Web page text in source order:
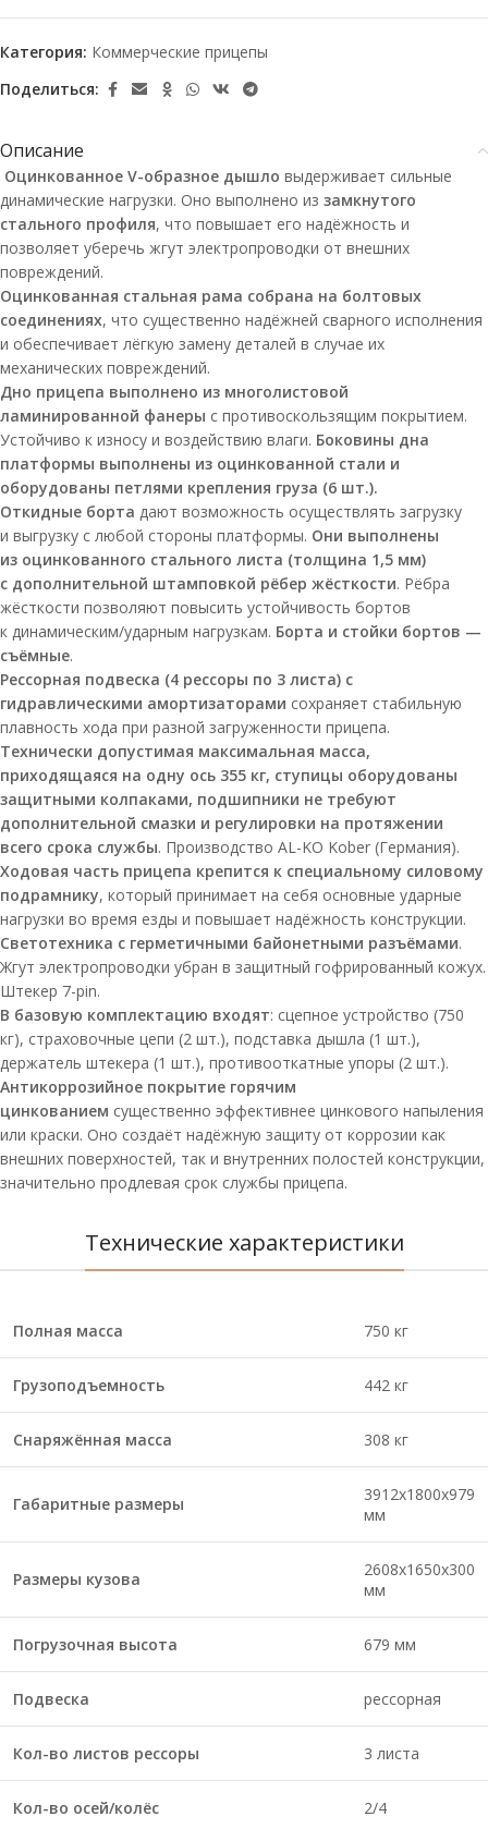
Категория: Коммерческие прицепы
Поделиться:
Описание
Оцинкованное V-образное дышло выдерживает сильные
динамические нагрузки. Оно выполнено из замкнутого
стального профиля, что повышает его надёжность и
позволяет уберечь жгут электропроводки от внешних
повреждений.
Оцинкованная стальная рама собрана на болтовых
соединениях, что существенно надёжней сварного исполнения
и обеспечивает лёгкую замену деталей в случае их
механических повреждений.
Дно прицепа выполнено из многолистовой
ламинированной фанеры с противоскользящим покрытием.
Устойчиво к износу и воздействию влаги. Боковины дна
платформы выполнены из оцинкованной стали и
оборудованы петлями крепления груза (6 шт.).
Откидные борта дают возможность осуществлять загрузку
и выгрузку с любой стороны платформы. Они выполнены
из оцинкованного стального листа (толщина 1,5 мм)
с дополнительной штамповкой рёбер жёсткости. Рёбра
жёсткости позволяют повысить устойчивость бортов
к динамическим/ударным нагрузкам. Борта и стойки бортов —
съёмные.
Рессорная подвеска (4 рессоры по 3 листа) с
гидравлическими амортизаторами сохраняет стабильную
плавность хода при разной загруженности прицепа.
Технически допустимая максимальная масса,
приходящаяся на одну ось 355 кг, ступицы оборудованы
защитными колпаками, подшипники не требуют
дополнительной смазки и регулировки на протяжении
всего срока службы. Производство AL-KO Kober (Германия).
Ходовая часть прицепа крепится к специальному силовому
подрамнику, который принимает на себя основные ударные
нагрузки во время езды и повышает надёжность конструкции.
Светотехника с герметичными байонетными разъёмами.
Жгут электропроводки убран в защитный гофрированный кожух.
Штекер 7-pin.
В базовую комплектацию входят: сцепное устройство (750
кг), страховочные цепи (2 шт.), подставка дышла (1 шт.),
держатель штекера (1 шт.), противооткатные упоры (2 шт.).
Антикоррозийное покрытие горячим
цинкованием существенно эффективнее цинкового напыления
или краски. Оно создаёт надёжную защиту от коррозии как
внешних поверхностей, так и внутренних полостей конструкции,
значительно продлевая срок службы прицепа.
Технические характеристики
Полная масса 750 кг
Грузоподъемность 442 кг
Снаряжённая масса 308 кг
Габаритные размеры
3912х1800х979
мм
Размеры кузова
2608х1650х300
мм
Погрузочная высота 679 мм
Подвеска рессорная
Кол-во листов рессоры 3 листа
Кол-во осей/колёс 2/4